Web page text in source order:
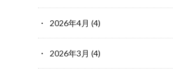
2026年4月 (4)
2026年3月 (4)